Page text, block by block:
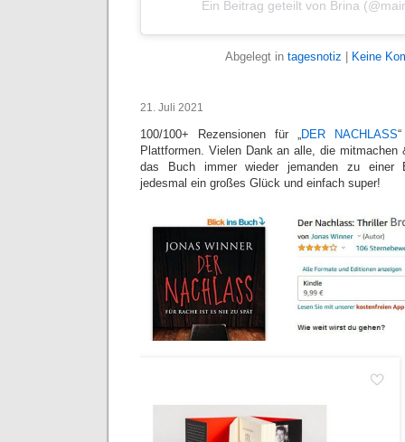
Ein Beitrag geteilt von Brina
Abgelegt in tagesnotiz | Keine
21. Juli 2021
100/100+ Rezensionen für „ DER NACHLASS
Plattformen. Vielen Dank an alle, die mitmachen
das Buch immer wieder jemanden zu einer
jedesmal ein großes Glück und einfach super!